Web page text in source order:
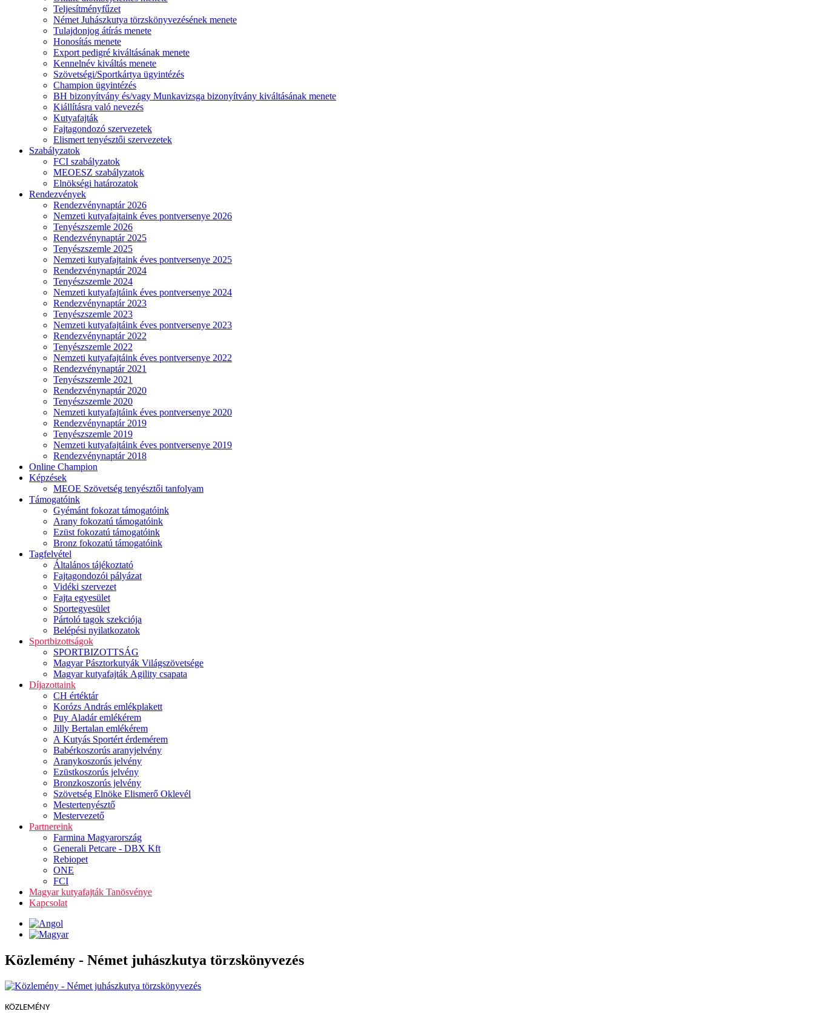
Teljesítményfűzet
Német Juhászkutya törzskönyvezésének menete
Tulajdonjog átírás menete
Honosítás menete
Export pedigré kiváltásának menete
Kennelnév kiváltás menete
Szövetségi/Sportkártya ügyintézés
Champion ügyintézés
BH bizonyítvány és/vagy Munkavizsga bizonyítvány kiváltásának menete
Kiállításra való nevezés
Kutyafajták
Fajtagondozó szervezetek
Elismert tenyésztői szervezetek
Szabályzatok
FCI szabályzatok
MEOESZ szabályzatok
Elnökségi határozatok
Rendezvények
Rendezvénynaptár 2026
Nemzeti kutyafajtaink éves pontversenye 2026
Tenyészszemle 2026
Rendezvénynaptár 2025
Tenyészszemle 2025
Nemzeti kutyafajtaink éves pontversenye 2025
Rendezvénynaptár 2024
Tenyészszemle 2024
Nemzeti kutyafajtáink éves pontversenye 2024
Rendezvénynaptár 2023
Tenyészszemle 2023
Nemzeti kutyafajtáink éves pontversenye 2023
Rendezvénynaptár 2022
Tenyészszemle 2022
Nemzeti kutyafajtáink éves pontversenye 2022
Rendezvénynaptár 2021
Tenyészszemle 2021
Rendezvénynaptár 2020
Tenyészszemle 2020
Nemzeti kutyafajtáink éves pontversenye 2020
Rendezvénynaptár 2019
Tenyészszemle 2019
Nemzeti kutyafajtáink éves pontversenye 2019
Rendezvénynaptár 2018
Online Champion
Képzések
MEOE Szövetség tenyésztői tanfolyam
Támogatóink
Gyémánt fokozat támogatóink
Arany fokozatú támogatóink
Ezüst fokozatú támogatóink
Bronz fokozatú támogatóink
Tagfelvétel
Általános tájékoztató
Fajtagondozói pályázat
Vidéki szervezet
Fajta egyesület
Sportegyesület
Pártoló tagok szekciója
Belépési nyilatkozatok
Sportbizottságok
SPORTBIZOTTSÁG
Magyar Pásztorkutyák Világszövetsége
Magyar kutyafajták Agility csapata
Díjazottaink
CH értéktár
Korózs András emlékplakett
Puy Aladár emlékérem
Jilly Bertalan emlékérem
A Kutyás Sportért érdemérem
Babérkoszorús aranyjelvény
Aranykoszorús jelvény
Ezüstkoszorús jelvény
Bronzkoszorús jelvény
Szövetség Elnöke Elismerő Oklevél
Mestertenyésztő
Mestervezető
Partnereink
Farmina Magyarország
Generali Petcare - DBX Kft
Rebiopet
ONE
FCI
Magyar kutyafajták Tanösvénye
Kapcsolat
Közlemény - Német juhászkutya törzskönyvezés
KÖZLEMÉNY